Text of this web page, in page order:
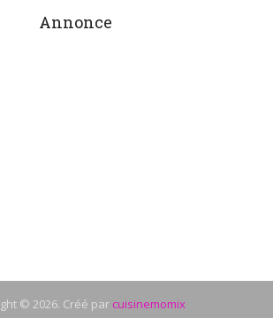
Annonce
© 2026. Créé par cuisinemomix